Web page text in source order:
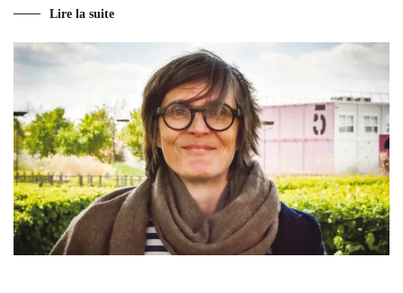
Lire la suite